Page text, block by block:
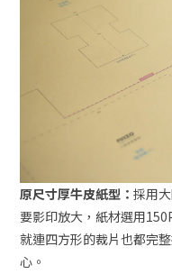
原尺寸厚牛皮紙型： 採用
要影印放大，紙材選用
就連四方形的裁片也都完
心。